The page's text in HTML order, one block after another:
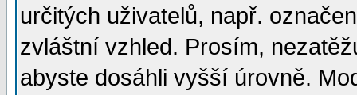
určitých uživatelů, např.
zvláštní vzhled. Prosím,
abyste dosáhli vyšší úrovně.